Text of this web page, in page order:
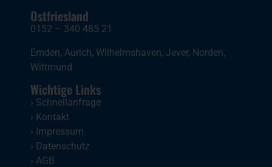
Ostfriesland
0152 – 340 485 21
Emden, Aurich, Wilhelmshaven, Jever, Norden,
Wittmund
Wichtige Links
› Schnellanfrage
› Kontakt
› Impressum
› Datenschutz
› AGB